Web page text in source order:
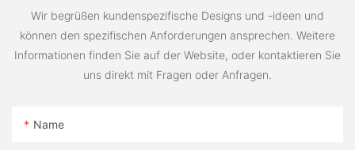
Wir begrüßen kundenspezifische Designs und -ideen und
können den spezifischen Anforderungen ansprechen. Weitere
Informationen finden Sie auf der Website, oder kontaktieren Sie
uns direkt mit Fragen oder Anfragen.
Name